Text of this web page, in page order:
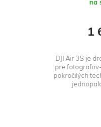
na
1
DJI Air 3S je
pre
pokročilých